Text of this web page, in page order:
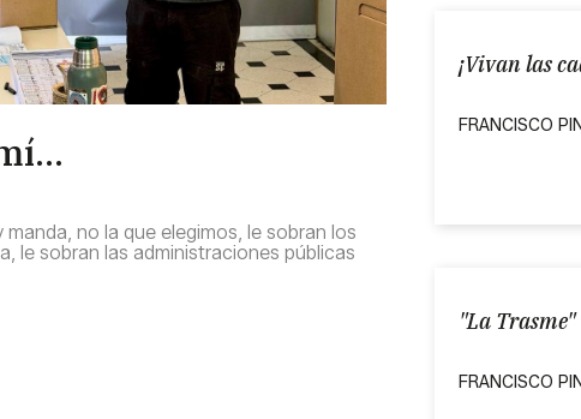
no la que elegimos, le sobran los
le sobran las administraciones públicas
¡Vivan las
FRANCISCO
"La Trasme"
FRANCISCO